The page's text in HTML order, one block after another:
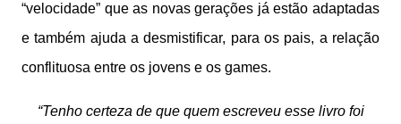
“velocidade” que as novas gerações já estão adaptadas
e também ajuda a desmistificar, para os pais, a relação
conflituosa entre os jovens e os games.
“Tenho certeza de que quem escreveu esse livro foi